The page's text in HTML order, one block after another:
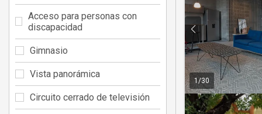
1/30
Acceso para personas con
discapacidad
Gimnasio
Vista panorámica
Circuito cerrado de televisión